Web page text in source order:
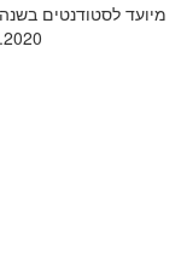
מיועד לסטודנטים
25.10.2020